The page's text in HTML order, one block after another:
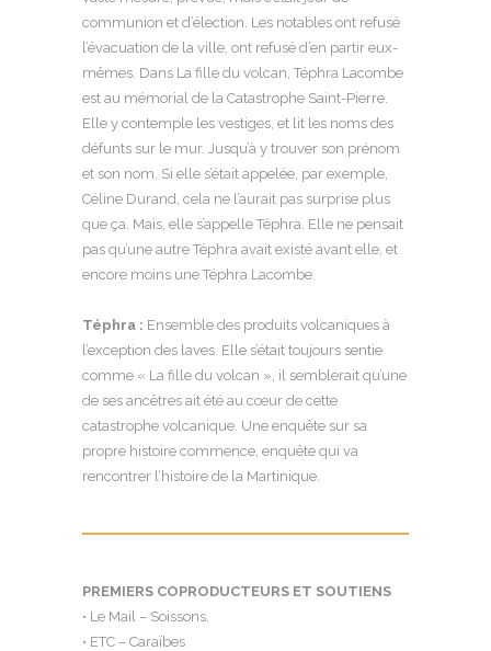
communion et d’élection. Les notables ont refusé
l’évacuation de la ville, ont refusé d’en partir eux-
mêmes. Dans La fille du volcan, Téphra Lacombe
est au mémorial de la Catastrophe Saint-Pierre.
Elle y contemple les vestiges, et lit les noms des
défunts sur le mur. Jusqu’à y trouver son prénom
et son nom. Si elle s’était appelée, par exemple,
Céline Durand, cela ne l’aurait pas surprise plus
que ça. Mais, elle s’appelle Téphra. Elle ne pensait
pas qu’une autre Téphra avait existé avant elle, et
encore moins une Téphra Lacombe.
Téphra : Ensemble des produits volcaniques à
l’exception des laves. Elle s’était toujours sentie
comme « La fille du volcan », il semblerait qu’une
de ses ancêtres ait été au cœur de cette
catastrophe volcanique. Une enquête sur sa
propre histoire commence, enquête qui va
rencontrer l’histoire de la Martinique.
PREMIERS COPRODUCTEURS ET SOUTIENS
• Le Mail – Soissons,
• ETC – Caraïbes